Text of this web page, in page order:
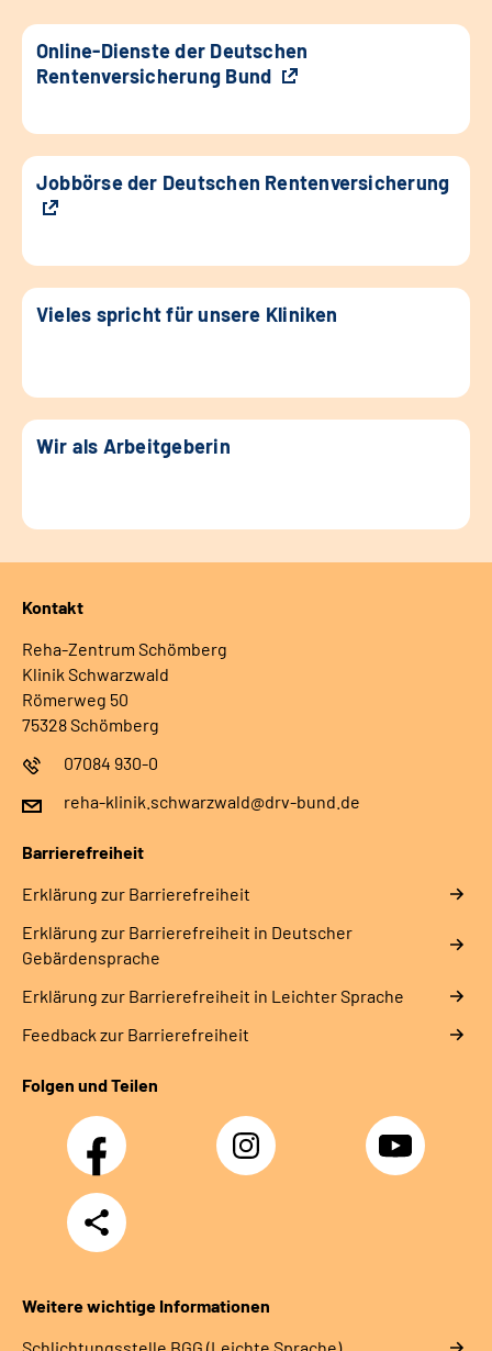
Online-Dienste der Deutschen
Rentenversicherung Bund
Jobbörse der Deutschen Rentenversicherung
Vieles spricht für unsere Kliniken
Wir als Arbeitgeberin
Kontakt
Reha-Zentrum Schömberg
Klinik Schwarzwald
Römerweg 50
75328 Schömberg
07084 930-0
reha-klinik.schwarzwald@drv-bund.de
Barrierefreiheit
Erklärung zur Barrierefreiheit
Erklärung zur Barrierefreiheit in Deutscher
Gebärdensprache
Erklärung zur Barrierefreiheit in Leichter Sprache
Feedback zur Barrierefreiheit
Folgen und Teilen
Facebook Instagram YouTube
Teilen
Weitere wichtige Informationen